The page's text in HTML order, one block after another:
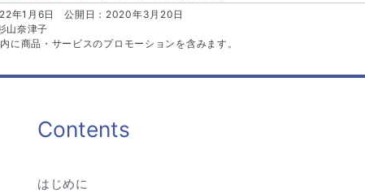
年1月6日
公開日：2020年3月20日
山奈津子
内に商品・サービスのプロモーションを含みます。
Contents
はじめに